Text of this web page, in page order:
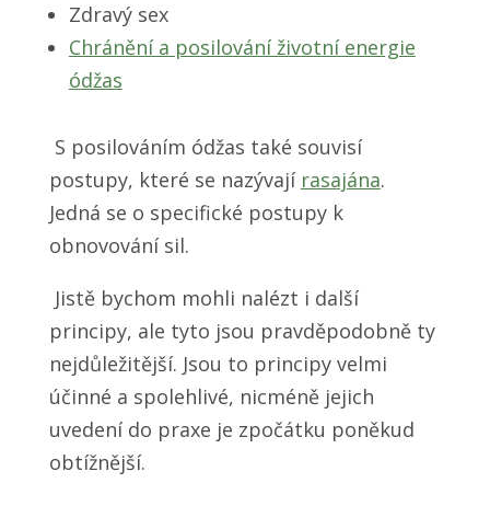
Zdravý sex
Chránění a posilování životní energie
ódžas
S posilováním ódžas také souvisí
postupy, které se nazývají rasajána.
Jedná se o specifické postupy k
obnovování sil.
Jistě bychom mohli nalézt i další
principy, ale tyto jsou pravděpodobně ty
nejdůležitější. Jsou to principy velmi
účinné a spolehlivé, nicméně jejich
uvedení do praxe je zpočátku poněkud
obtížnější.